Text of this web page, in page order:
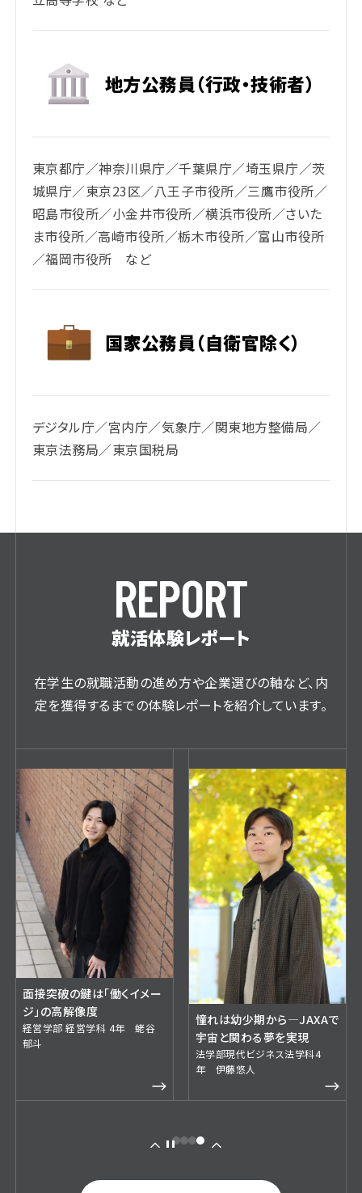
地方公務員（行政・技術者）
東京都庁／神奈川県庁／千葉県庁／埼玉県庁／茨
城県庁／東京23区／八王子市役所／三鷹市役所／
昭島市役所／小金井市役所／横浜市役所／さいた
ま市役所／高崎市役所／栃木市役所／富山市役所
／福岡市役所 など
国家公務員（自衛官除く）
デジタル庁／宮内庁／気象庁／関東地方整備局／
東京法務局／東京国税局
REPORT
就活体験レポート
在学生の就職活動の進め方や企業選びの軸など、内
定を獲得するまでの体験レポートを紹介しています。
面接突破の鍵は「働くイメー
ジ」の高解像度
経営学部 経営学科 4年 蛯谷
郁斗
憧れは幼少期から—JAXAで
宇宙と関わる夢を実現
法学部現代ビジネス法学科4
年 伊藤悠人